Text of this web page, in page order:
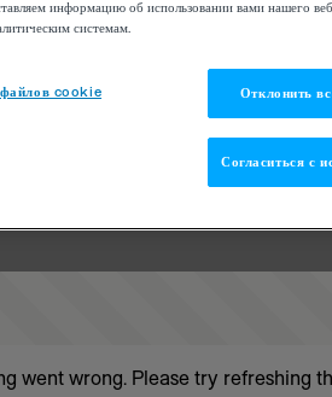
went wrong. Please try refreshing
информацию об использовании вами нашего
системам.
cookie Отклонить
Согласиться с